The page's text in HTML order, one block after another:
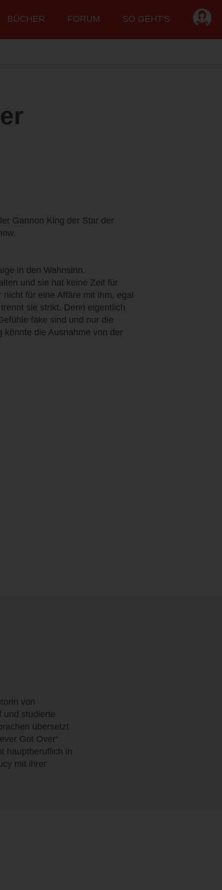
BÜCHER FORUM SO GEHT'S
Gannon King der Star der
in den Wahnsinn.
und sie hat keine Zeit für
für eine Affäre mit ihm, egal
sie strikt. Denn eigentlich
fake sind und nur die
könnte die Ausnahme von der
von
und studierte
übersetzt
Got Over“
hauptberuflich in
mit ihrer